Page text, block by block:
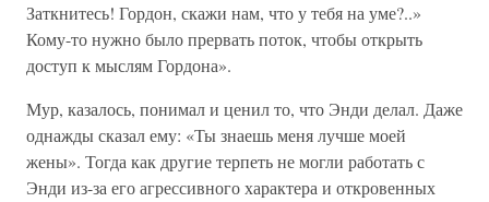
Заткнитесь! Гордон, скажи нам, что у тебя на уме?..»
Кому-то нужно было прервать поток, чтобы открыть
доступ к мыслям Гордона».
Мур, казалось, понимал и ценил то, что Энди делал. Даже
однажды сказал ему: «Ты знаешь меня лучше моей
жены». Тогда как другие терпеть не могли работать с
Энди из-за его агрессивного характера и откровенных